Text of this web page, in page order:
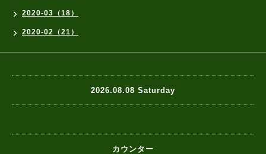
2020-03（18）
2020-02（21）
2026.08.08 Saturday
カウンター